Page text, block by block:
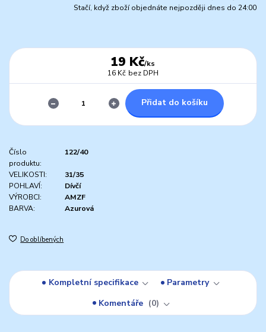
Stačí, když zboží objednáte nejpozději dnes do 24:00
19 Kč/ks
16 Kč bez DPH
Přidat do košíku
Číslo
produktu:
122/40
VELIKOSTI:
31/35
POHLAVÍ:
Dívčí
VÝROBCI:
AMZF
BARVA:
Azurová
Do oblíbených
Kompletní specifikace
Parametry
Komentáře
0